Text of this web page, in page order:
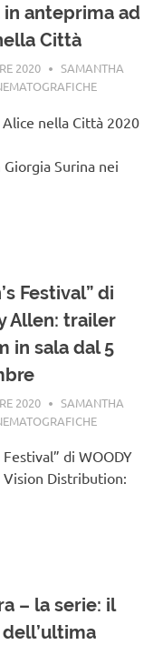
in anteprima ad
Città
2020
SAMANTHA
nella Città 2020
Surina nei
Festival” di
Allen: trailer
in sala dal 5
2020
SAMANTHA
di WOODY
Vision Distribution:
– la serie: il